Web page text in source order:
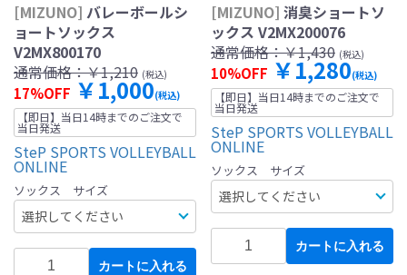
[MIZUNO] バレーボールシ
ョートソックス
V2MX800170
通常価格：￥1,210 (税込)
17%OFF ￥1,000(税込)
【即日】当日14時までのご注文で
当日発送
SteP SPORTS VOLLEYBALL
ONLINE
ソックス サイズ
カートに入れる
[MIZUNO] 消臭ショートソ
ックス V2MX200076
通常価格：￥1,430 (税込)
10%OFF ￥1,280(税込)
【即日】当日14時までのご注文で
当日発送
SteP SPORTS VOLLEYBALL
ONLINE
ソックス サイズ
カートに入れる